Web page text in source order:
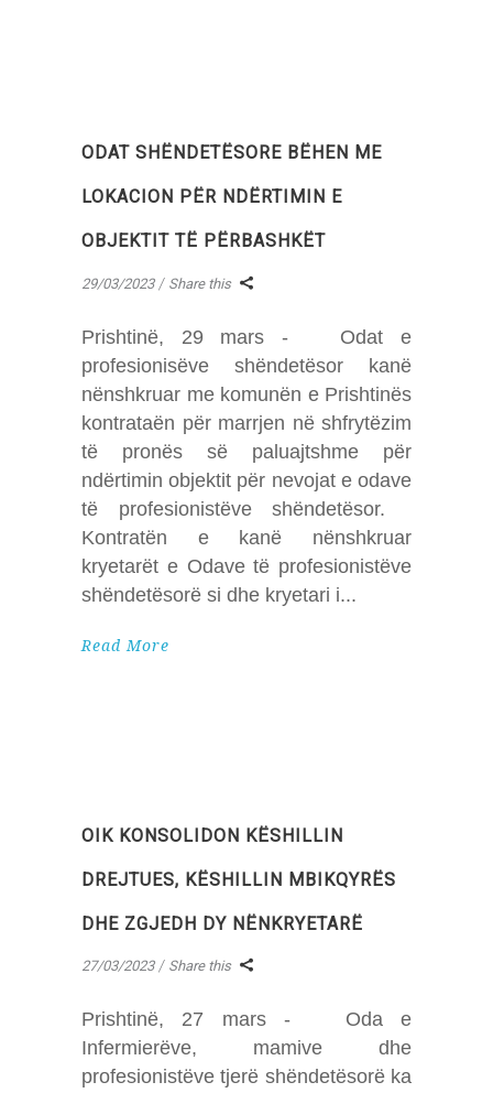
ODAT SHËNDETËSORE BËHEN ME
LOKACION PËR NDËRTIMIN E
OBJEKTIT TË PËRBASHKËT
29/03/2023 Share this
Prishtinë, 29 mars - Odat e
profesionisëve shëndetësor kanë
nënshkruar me komunën e Prishtinës
kontrataën për marrjen në shfrytëzim
të pronës së paluajtshme për
ndërtimin objektit për nevojat e odave
të profesionistëve shëndetësor.
Kontratën e kanë nënshkruar
kryetarët e Odave të profesionistëve
shëndetësorë si dhe kryetari i
Read More
OIK KONSOLIDON KËSHILLIN
DREJTUES, KËSHILLIN MBIKQYRËS
DHE ZGJEDH DY NËNKRYETARË
27/03/2023 Share this
Prishtinë, 27 mars - Oda e
Infermierëve, mamive dhe
profesionistëve tjerë shëndetësorë ka